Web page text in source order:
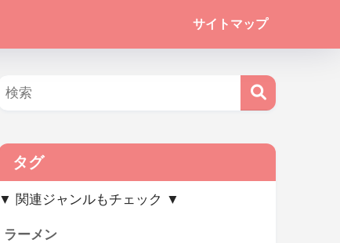
サイトマップ
タグ
▼ 関連ジャンルもチェック ▼
ラーメン